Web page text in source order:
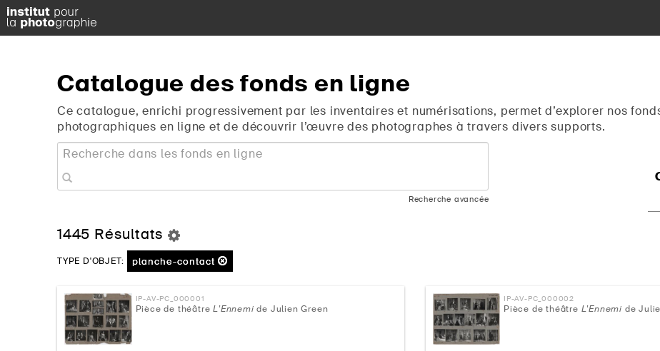
Catalogue des fonds en ligne
Ce catalogue, enrichi progressivement par les inventaires et numérisations, permet d’explorer nos
photographiques en ligne et de découvrir l’œuvre des photographes à travers divers supports.
Recherche avancée
1445 Résultats
TYPE D'OBJET: planche-contact
IP-AV-PC_000001
Pièce de théâtreL'Ennemi de Julien Green
IP-AV-PC_000002
Pièce de théâtre L'Ennemi de